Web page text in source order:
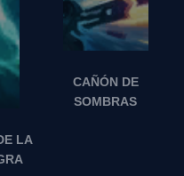
LA
CAÑÓN DE
SOMBRAS